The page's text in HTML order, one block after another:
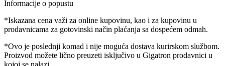
Informacije o popustu
*Iskazana cena važi za online kupovinu, kao i za kupovinu u
prodavnicama za gotovinski način plaćanja sa dospećem odmah.
*Ovo je poslednji komad i nije moguća dostava kurirskom službom.
Proizvod možete lično preuzeti isključivo u Gigatron prodavnici u
kojoj se nalazi.